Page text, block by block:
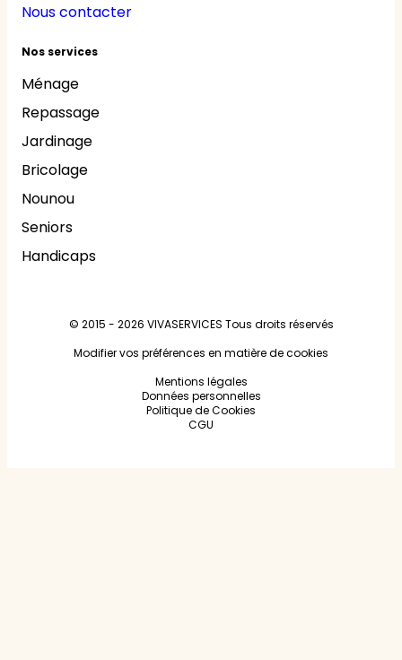
Nous contacter
Nos services
Ménage
Repassage
Jardinage
Bricolage
Nounou
Seniors
Handicaps
© 2015 - 2026 VIVASERVICES Tous droits réservés
Modifier vos préférences en matière de cookies
Mentions légales
Données personnelles
Politique de Cookies
CGU